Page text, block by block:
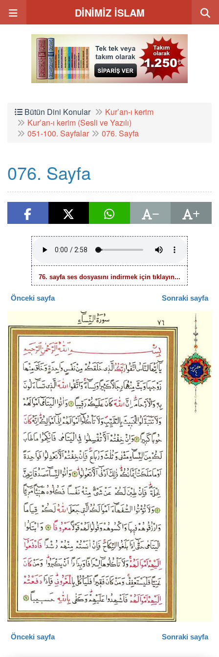
DİNİMİZ İSLAM
Bütün Dini Konular
Kur’an-ı kerim
Kur’an-ı kerim (Sesli ve Yazılı)
051-100. Sayfalar
076. Sayfa
076. Sayfa
76. sayfa ses dosyasını indirmek için tıklayın...
Önceki sayfa Sonraki sayfa
Önceki sayfa Sonraki sayfa